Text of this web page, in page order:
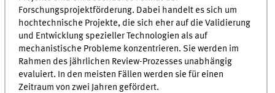
Forschungsprojektförderung. Dabei handelt es sich um
hochtechnische Projekte, die sich eher auf die Validierung
und Entwicklung spezieller Technologien als auf
mechanistische Probleme konzentrieren. Sie werden im
Rahmen des jährlichen Review-Prozesses unabhängig
evaluiert. In den meisten Fällen werden sie für einen
Zeitraum von zwei Jahren gefördert.